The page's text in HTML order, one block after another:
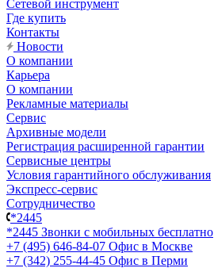
Сетевой инструмент
Где купить
Контакты
Новости
О компании
Карьера
О компании
Рекламные материалы
Сервис
Архивные модели
Регистрация расширенной гарантии
Сервисные центры
Условия гарантийного обслуживания
Экспресс-сервис
Сотрудничество
*2445
*2445 Звонки с мобильных бесплатно
+7 (495) 646-84-07 Офис в Москве
+7 (342) 255-44-45 Офис в Перми